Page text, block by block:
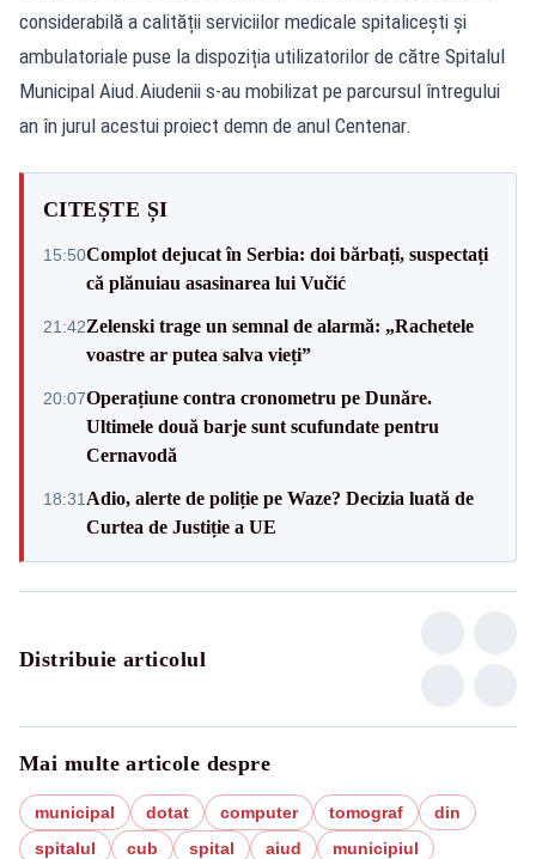
considerabilă a calității serviciilor medicale spitalicești și
ambulatoriale puse la dispoziția utilizatorilor de către Spitalul
Municipal Aiud.Aiudenii s-au mobilizat pe parcursul întregului
an în jurul acestui proiect demn de anul Centenar.
CITEȘTE ȘI
15:50Complot dejucat în Serbia: doi bărbați, suspectați
că plănuiau asasinarea lui Vučić
21:42Zelenski trage un semnal de alarmă: „Rachetele
voastre ar putea salva vieți”
20:07Operațiune contra cronometru pe Dunăre.
Ultimele două barje sunt scufundate pentru
Cernavodă
18:31 Adio, alerte de poliție pe Waze? Decizia luată de
Curtea de Justiție a UE
Distribuie articolul
Mai multe articole despre
municipal dotat computer tomograf
din
spitalul
cub spital aiud municipiul